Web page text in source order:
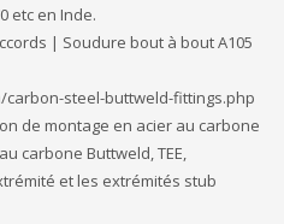
etc en Inde.
| Soudure bout à bout A105
steel-buttweld-fittings.php
de montage en acier au carbone
carbone Buttweld, TEE,
et les extrémités stub